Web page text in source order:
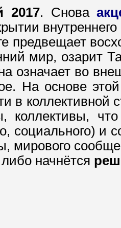
2017. Снова
предвещает
мир, озарит
означает во
На основе
в
коллективы,
социального)
мирового
начнётся